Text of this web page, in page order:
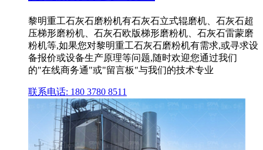
黎明重工石灰石磨粉机有石灰石立式辊磨机、石灰石超
压梯形磨粉机、石灰石欧版梯形磨粉机、石灰石雷蒙磨
粉机等,如果您对黎明重工石灰石磨粉机有需求,或寻求设
备报价或设备生产原理等问题,随时欢迎您通过我们
的"在线商务通"或"留言板"与我们的技术专业
联系电话: 180 3780 8511